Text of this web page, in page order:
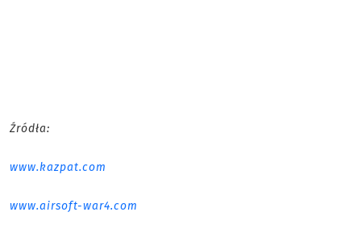
Źródła:
www.kazpat.com
www.airsoft-war4.com